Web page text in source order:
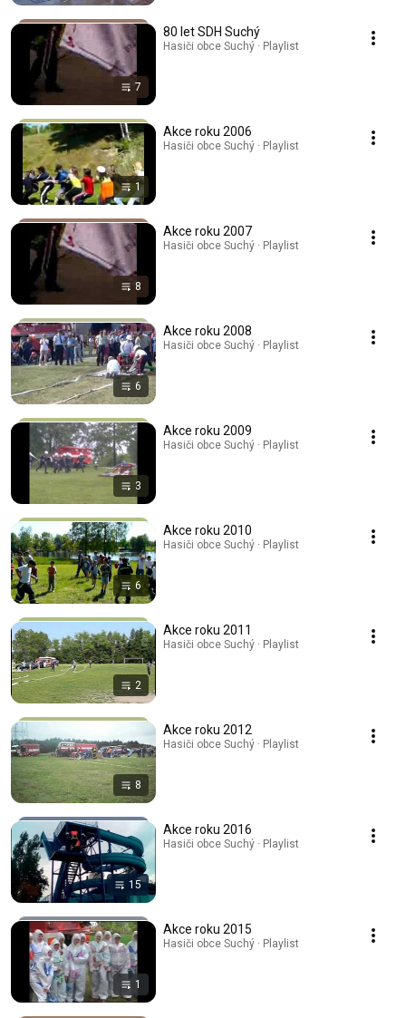
7
80 let SDH Suchý
Hasiči obce Suchý · Playlist
1
Akce roku 2006
Hasiči obce Suchý · Playlist
8
Akce roku 2007
Hasiči obce Suchý · Playlist
6
Akce roku 2008
Hasiči obce Suchý · Playlist
3
Akce roku 2009
Hasiči obce Suchý · Playlist
6
Akce roku 2010
Hasiči obce Suchý · Playlist
2
Akce roku 2011
Hasiči obce Suchý · Playlist
8
Akce roku 2012
Hasiči obce Suchý · Playlist
15
Akce roku 2016
Hasiči obce Suchý · Playlist
1
Akce roku 2015
Hasiči obce Suchý · Playlist